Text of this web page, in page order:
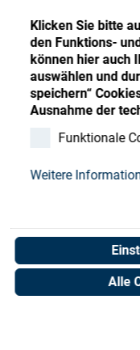
Klicken Sie bitte
den Funktions-
können hier auch
auswählen und
speichern“
Ausnahme der
Funktionale
Weitere
Alle
Ressourcen
Kontakt
SATIS
ACW-MP
Art. No. 02080234
Shop now